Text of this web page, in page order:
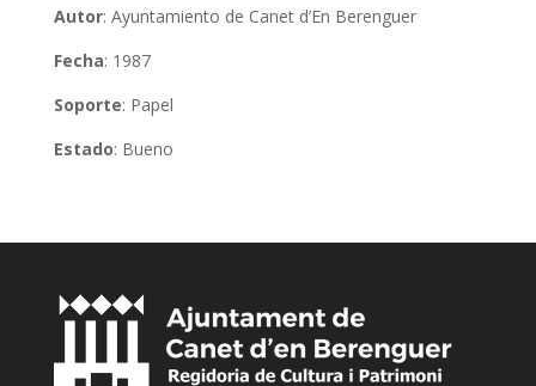
Autor: Ayuntamiento de Canet d’En Berenguer
Fecha: 1987
Soporte: Papel
Estado: Bueno